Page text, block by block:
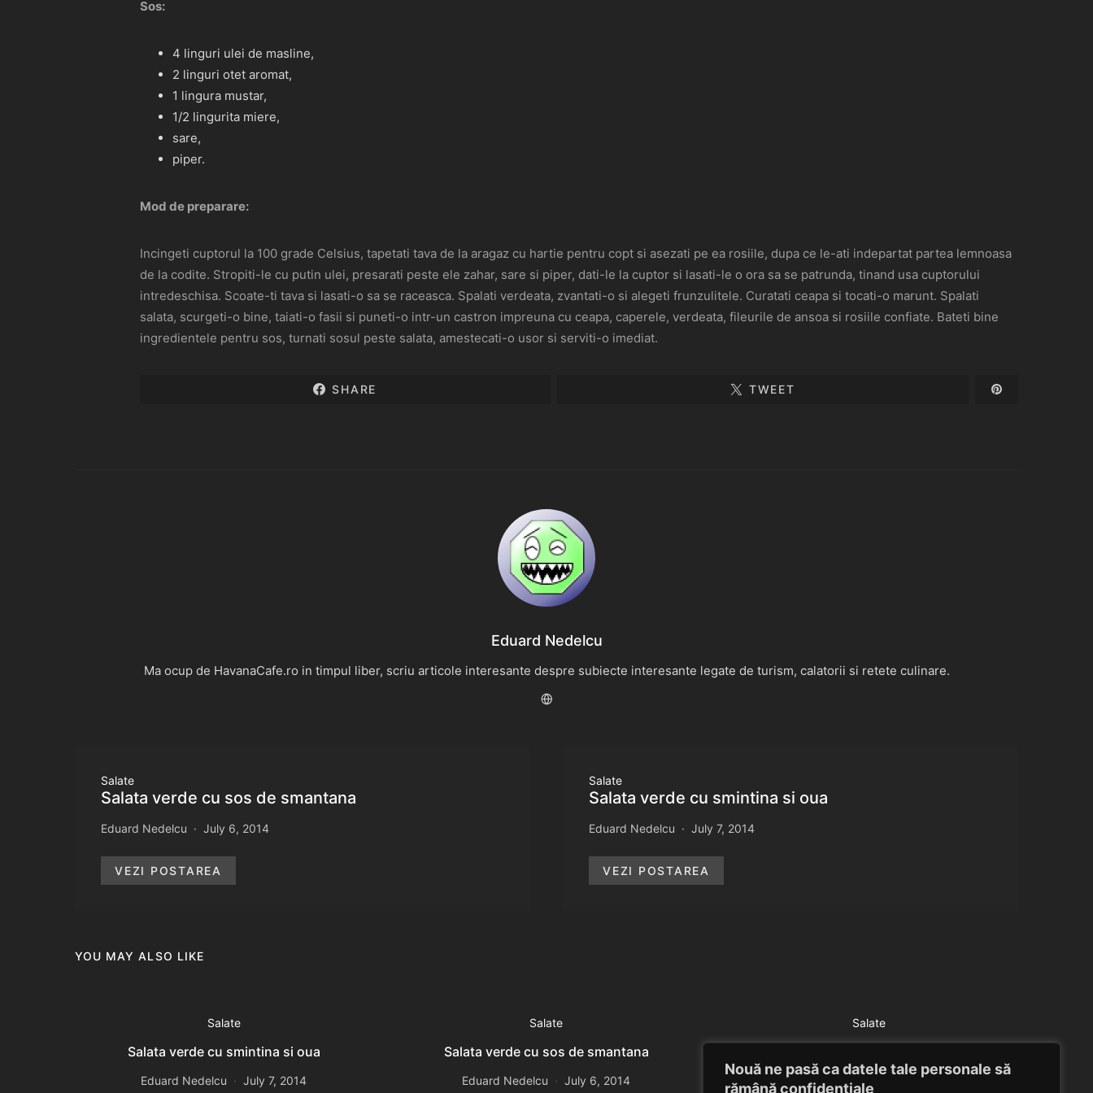
Nouă ne pasă ca datele tale personale să
rămână confidențiale
Sos:
4 linguri ulei de masline,
2 linguri otet aromat,
1 lingura mustar,
1/2 lingurita miere,
sare,
piper.
Mod de preparare:
Incingeti cuptorul la 100 grade Celsius, tapetati tava de la aragaz cu hartie pentru copt si asezati pe ea rosiile, dupa ce le-ati indepartat partea lemnoasa
de la codite. Stropiti-le cu putin ulei, presarati peste ele zahar, sare si piper, dati-le la cuptor si lasati-le o ora sa se patrunda, tinand usa cuptorului
intredeschisa. Scoate-ti tava si lasati-o sa se raceasca. Spalati verdeata, zvantati-o si alegeti frunzulitele. Curatati ceapa si tocati-o marunt. Spalati
salata, scurgeti-o bine, taiati-o fasii si puneti-o intr-un castron impreuna cu ceapa, caperele, verdeata, fileurile de ansoa si rosiile confiate. Bateti bine
ingredientele pentru sos, turnati sosul peste salata, amestecati-o usor si serviti-o imediat.
SHARE TWEET
Eduard Nedelcu
Ma ocup de HavanaCafe.ro in timpul liber, scriu articole interesante despre subiecte interesante legate de turism, calatorii si retete culinare.
Salate
Salata verde cu sos de smantana
Eduard Nedelcu July 6, 2014
VEZI POSTAREA
Salate
Salata verde cu smintina si oua
Eduard Nedelcu July 7, 2014
VEZI POSTAREA
YOU MAY ALSO LIKE
Salate
Salata verde cu smintina si oua
Eduard Nedelcu July 7, 2014
Salate
Salata verde cu sos de smantana
Eduard Nedelcu July 6, 2014
Salate
Eduard Nedelcu July 6, 2014